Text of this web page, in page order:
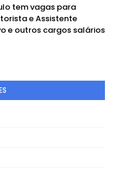
tem vagas para
e Assistente
e outros cargos salários